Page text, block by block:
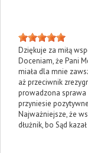
Dziękuje za miłą
Doceniam, że Pani
miała dla mnie
aż przeciwnik
prowadzona sprawa
przyniesie
Najważniejsze, że
dłużnik, bo Sąd